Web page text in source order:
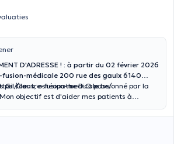
D'ADRESSE ! : à partir du 02 février 2026
fusion-médicale 200 rue des gaulx 6140
centre-fusion-medicale.be/
Gil Claus, ostéopathe D.O passionné par la
objectif est d'aider mes patients à
Que vous souffriez de douleurs
là pour vous aider. Mon approche vise à